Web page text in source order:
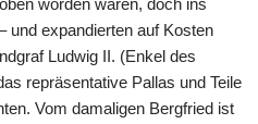
worden waren, doch ins
und expandierten auf Kosten
Ludwig II. (Enkel des
repräsentative Pallas und Teile
Vom damaligen Bergfried ist